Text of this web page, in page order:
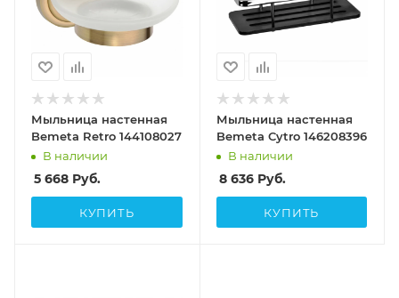
Мыльница настенная
Bemeta Retro 144108027
В наличии
5 668 Руб.
КУПИТЬ
Мыльница настенная
Bemeta Cytro 146208396
В наличии
8 636Руб.
КУПИТЬ